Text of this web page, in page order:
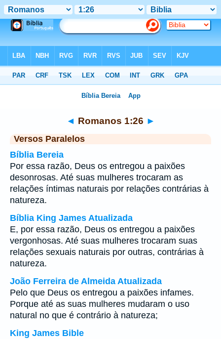
◄ Romanos 1:26 ►
Versos Paralelos
Bíblia Bereia
Por essa razão, Deus os entregou a paixões
desonrosas. Até suas mulheres trocaram as
relações íntimas naturais por relações contrárias à
natureza.
Bíblia King James Atualizada
E, por essa razão, Deus os entregou a paixões
vergonhosas. Até suas mulheres trocaram suas
relações sexuais naturais por outras, contrárias à
natureza.
João Ferreira de Almeida Atualizada
Pelo que Deus os entregou a paixões infames.
Porque até as suas mulheres mudaram o uso
natural no que é contrário à natureza;
King James Bible